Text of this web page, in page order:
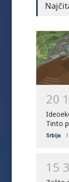
20 1
Tinto
Srbija
1 5 3